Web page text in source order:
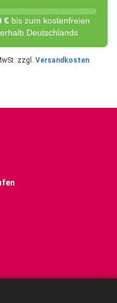
€bis zum kostenfreien
Deutschlands
zzgl. Versandkosten